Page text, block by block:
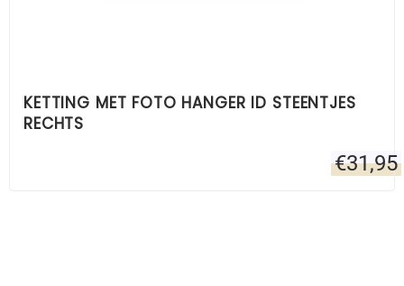
KETTING MET FOTO HANGER ID STEENTJES
RECHTS
€31,95